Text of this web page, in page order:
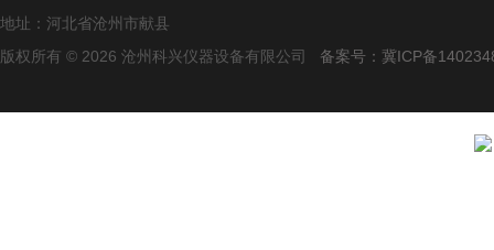
地址：河北省沧州市献县
版权所有 © 2026 沧州科兴仪器设备有限公司 备案号：冀ICP备